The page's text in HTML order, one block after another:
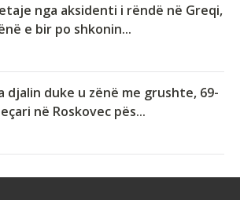
nga aksidenti i rëndë në Greqi,
e bir po shkonin...
djalin duke u zënë me grushte, 69-
në Roskovec pës...